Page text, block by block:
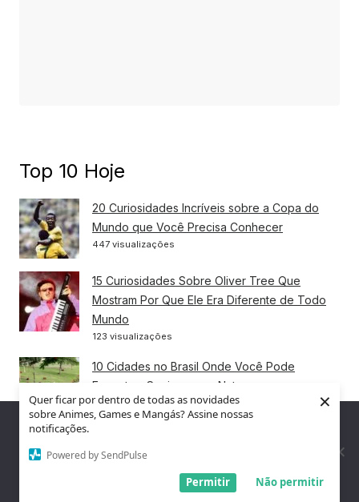
Quer ficar por dentro de todas as novidades
sobre Animes, Games e Mangás? Assine nossas
notificações.
Powered by SendPulse
Não permitir
Permitir
×
Top 10 Hoje
20 Curiosidades Incríveis sobre a Copa do
Mundo que Você Precisa Conhecer
447 visualizações
15 Curiosidades Sobre Oliver Tree Que
Mostram Por Que Ele Era Diferente de Todo
Mundo
123 visualizações
10 Cidades no Brasil Onde Você Pode
Encontrar Capivaras na Natureza
89 visualizações
Quem Comanda a Economia do País
Nós utilizamos cookies para garantir que você tenha a melhor
experiência em nosso site. Se você continua a usar este site,
assumimos que você está satisfeito.
Entendi!